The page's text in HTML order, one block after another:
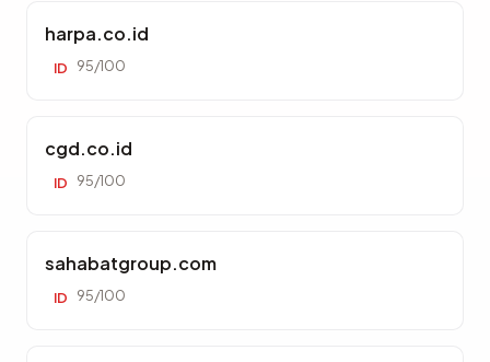
harpa.co.id
ID 95/100
cgd.co.id
ID 95/100
sahabatgroup.com
ID 95/100